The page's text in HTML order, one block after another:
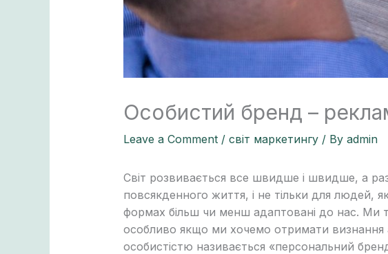
Особистий бренд –
Leave a Comment / світ маркетингу/ By admin
Світ розвивається все швидше і швидше, а
повсякденного життя, і не тільки для людей,
формах більш чи менш адаптовані до нас. Ми
особливо якщо ми хочемо отримати визнання
особистістю називається «персональний